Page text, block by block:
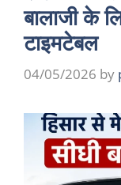
बालाजी के
टाइमटेबल
04/05/2026 by